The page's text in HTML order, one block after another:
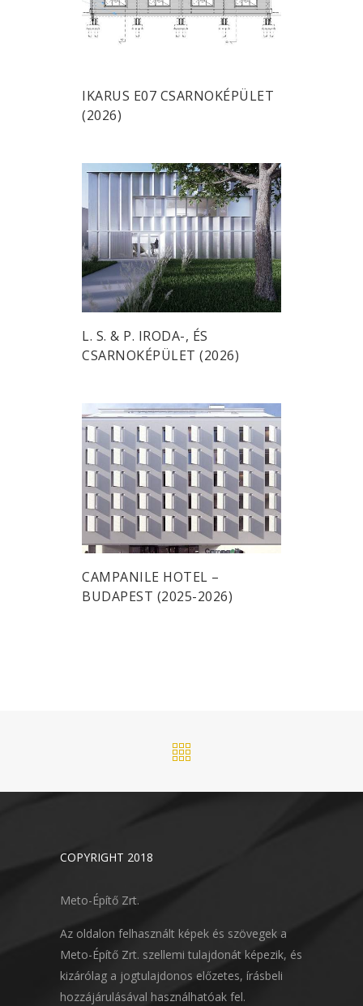
IKARUS E07 CSARNOKÉPÜLET
(2026)
L. S. & P. IRODA-, ÉS
CSARNOKÉPÜLET (2026)
CAMPANILE HOTEL –
BUDAPEST (2025-2026)
COPYRIGHT 2018
Meto-Építő Zrt.
Az oldalon felhasznált képek és szövegek a
Meto-Építő Zrt. szellemi tulajdonát képezik, és
kizárólag a jogtulajdonos előzetes, írásbeli
hozzájárulásával használhatóak fel.